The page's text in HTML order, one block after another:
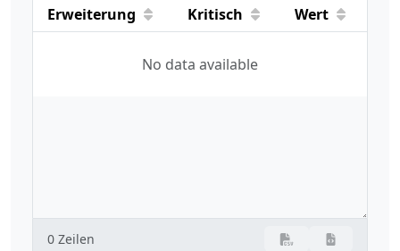
Erweiterung Kritisch Wert
No data available
0 Zeilen